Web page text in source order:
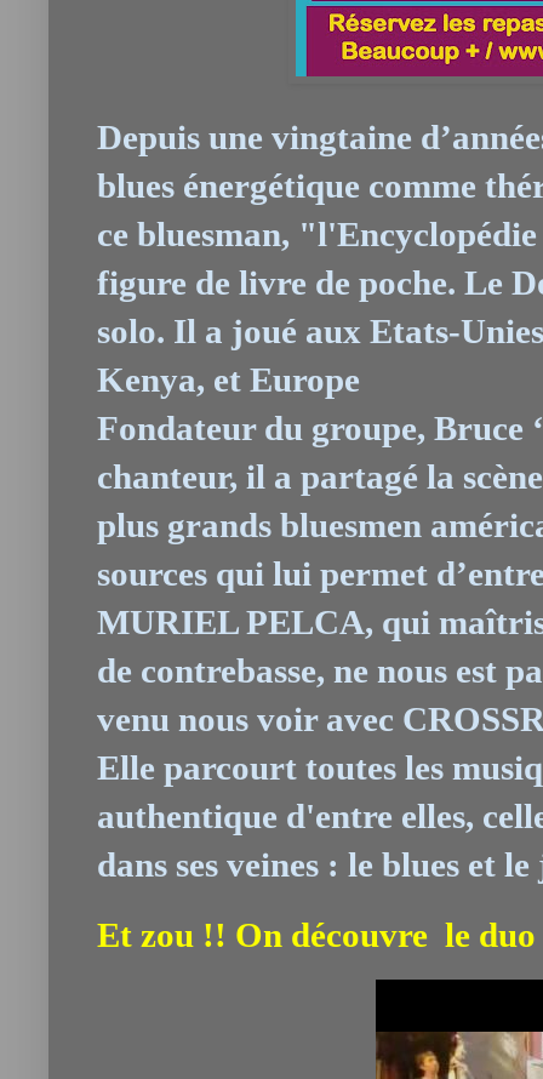
Depuis une vingtaine
blues énergétique comme
ce bluesman,
figure de livre de poche. Le
solo. Il a joué aux Etats-
Kenya, et Europe
Fondateur du groupe, Bruce
chanteur, il a partagé la
plus grands bluesmen
sources qui lui permet
MURIEL PELCA, qui
de contrebasse, ne nous est
venu nous voir avec
Elle parcourt toutes les
authentique d'entre elles,
dans ses veines : le blues et
Et zou !! On découvre le duo